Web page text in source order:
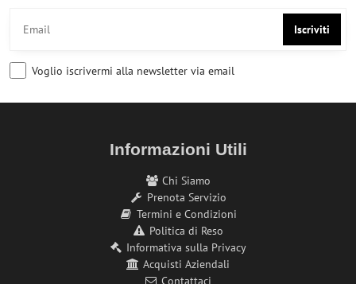
Iscriviti
Voglio iscrivermi alla newsletter via email
Informazioni Utili
Chi Siamo
Prenota Servizio
Termini e Condizioni
Politica di Reso
Informativa sulla Privacy
Acquisti Aziendali
Contattaci